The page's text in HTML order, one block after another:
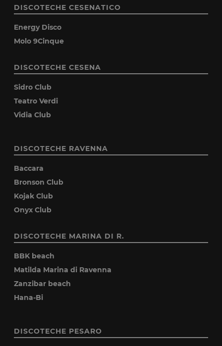
DISCOTECHE CESENATICO
Energy Disco
Molo 9Cinque
DISCOTECHE CESENA
Sidro Club
Teatro Verdi
Vidia Club
DISCOTECHE RAVENNA
Baccara
Bronson Club
Kojak Club
Onyx Club
DISCOTECHE MARINA DI R.
BBK beach
Matilda Marina di Ravenna
Zanzibar beach
Hana-Bi
DISCOTECHE PESARO